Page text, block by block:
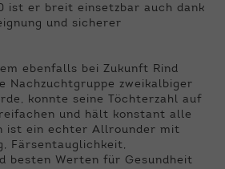
ist er breit einsetzbar auch dank
und sicherer
ebenfalls bei Zukunft Rind
Nachzuchtgruppe zweikalbiger
konnte seine Töchterzahl auf
und hält konstant alle
ist ein echter Allrounder mit
Färsentauglichkeit,
besten Werten für Gesundheit